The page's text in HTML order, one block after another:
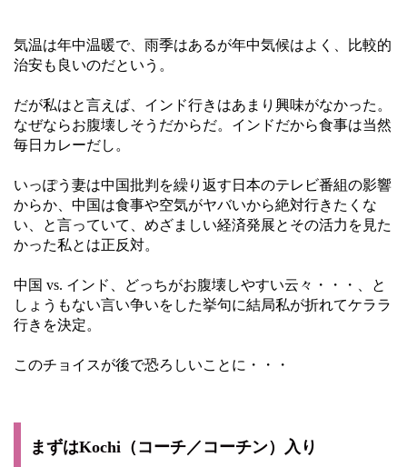
気温は年中温暖で、雨季はあるが年中気候はよく、比較的
治安も良いのだという。
だが私はと言えば、インド行きはあまり興味がなかった。
なぜならお腹壊しそうだからだ。インドだから食事は当然
毎日カレーだし。
いっぽう妻は中国批判を繰り返す日本のテレビ番組の影響
からか、中国は食事や空気がヤバいから絶対行きたくな
い、と言っていて、めざましい経済発展とその活力を見た
かった私とは正反対。
中国 vs. インド、どっちがお腹壊しやすい云々・・・、と
しょうもない言い争いをした挙句に結局私が折れてケララ
行きを決定。
このチョイスが後で恐ろしいことに・・・
まずはKochi（コーチ／コーチン）入り